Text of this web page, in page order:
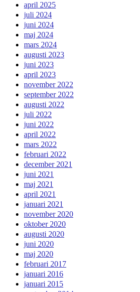
april 2025
juli 2024
juni 2024
maj 2024
mars 2024
augusti 2023
juni 2023
april 2023
november 2022
september 2022
augusti 2022
juli 2022
juni 2022
april 2022
mars 2022
februari 2022
december 2021
juni 2021
maj 2021
april 2021
januari 2021
november 2020
oktober 2020
augusti 2020
juni 2020
maj 2020
februari 2017
januari 2016
januari 2015